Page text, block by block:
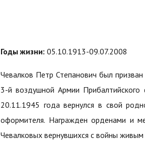
Годы жизни: 05.10.1913-09.07.2008
Чевалков Петр Степанович был
3-й воздушной Армии
20.11.1945 года вернулся в свой
оформителя. Награжден орденами и
Чевалковых вернувшихся с войны